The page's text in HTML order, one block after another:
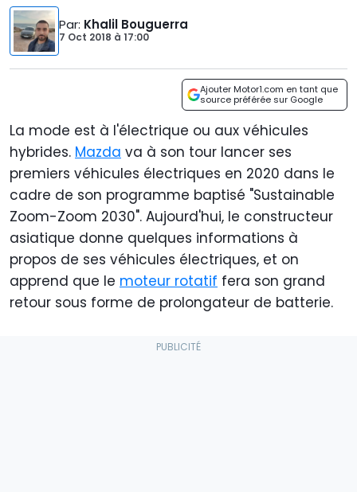
Par: Khalil Bouguerra
7 Oct 2018 à 17:00
Ajouter Motor1.com en tant que
source préférée sur Google
La mode est à l'électrique ou aux véhicules
hybrides. Mazda va à son tour lancer ses
premiers véhicules électriques en 2020 dans le
cadre de son programme baptisé "Sustainable
Zoom-Zoom 2030". Aujourd'hui, le constructeur
asiatique donne quelques informations à
propos de ses véhicules électriques, et on
apprend que le moteur rotatif fera son grand
retour sous forme de prolongateur de batterie.